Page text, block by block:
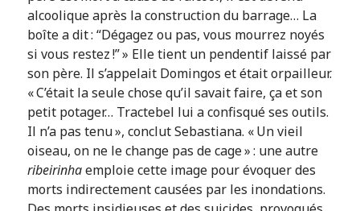
alcoolique après la construction du barrage… La
boîte a dit : “Dégagez ou pas, vous mourrez noyés
si vous restez !” » Elle tient un pendentif laissé par
son père. Il s’appelait Domingos et était orpailleur.
« C’était la seule chose qu’il savait faire, ça et son
petit potager… Tractebel lui a confisqué ses outils.
Il n’a pas tenu », conclut Sebastiana. « Un vieil
oiseau, on ne le change pas de cage » : une autre
ribeirinhaemploie cette image pour évoquer des
morts indirectement causées par les inondations.